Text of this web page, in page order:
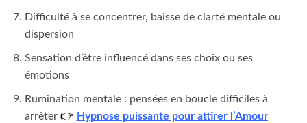
Difficulté à se concentrer, baisse de clarté mentale ou
dispersion
Sensation d’être influencé dans ses choix ou ses
émotions
Rumination mentale : pensées en boucle difficiles à
arrêter 👉 Hypnose puissante pour attirer l’Amour